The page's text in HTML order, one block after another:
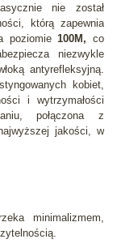
nie został
którą zapewnia
poziomie100M, co
niezwykle
antyrefleksyjną.
kobiet,
i wytrzymałości
połączona z
jakości, w
minimalizmem,